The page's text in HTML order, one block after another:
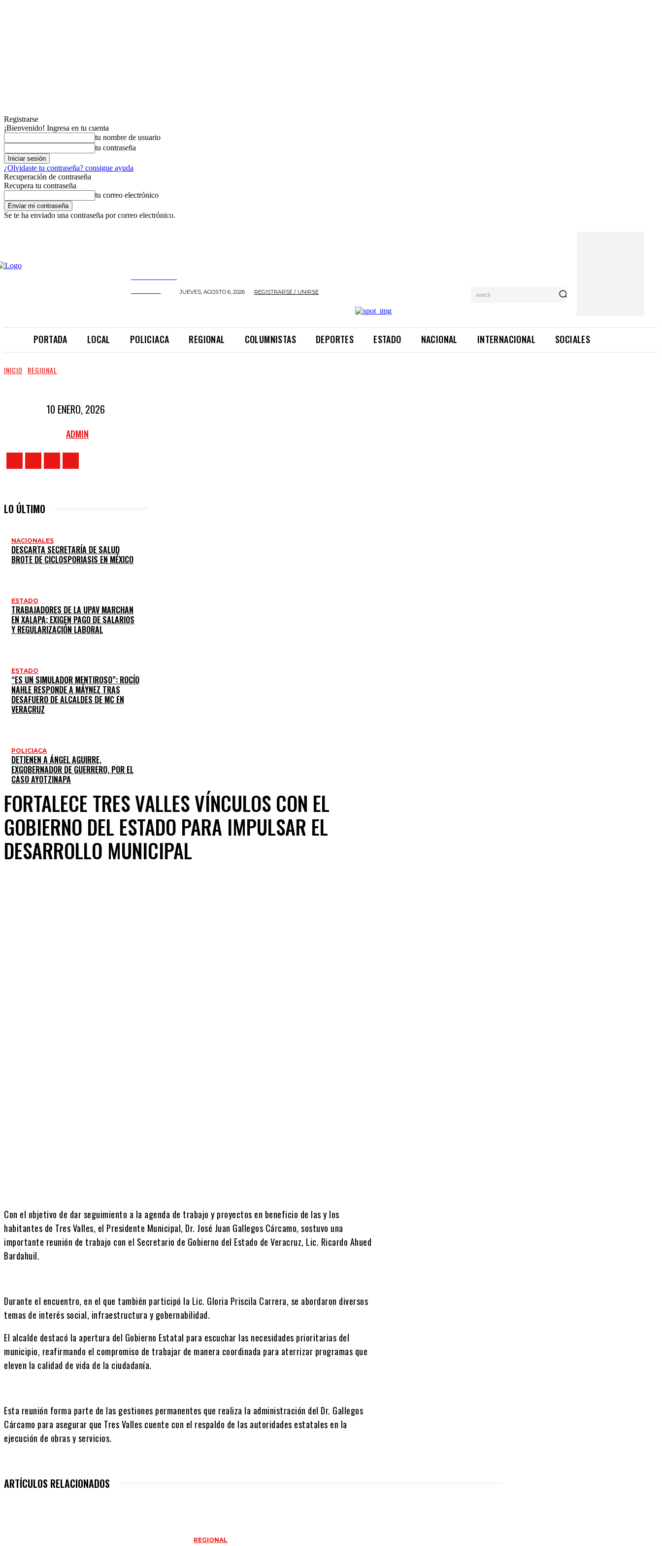
Registrarse
¡Bienvenido! Ingresa en tu cuenta
tu nombre de usuario
tu contraseña
¿Olvidaste tu contraseña? consigue ayuda
Recuperación de contraseña
Recupera tu contraseña
tu correo electrónico
Se te ha enviado una contraseña por correo electrónico.
JUEVES, AGOSTO 6, 2026 REGISTRARSE / UNIRSE search
PORTADA LOCAL POLICIACA REGIONAL COLUMNISTAS DEPORTES ESTADO NACIONAL INTERNACIONAL SOCIALES
INICIO REGIONAL
10 ENERO, 2026
ADMIN
LO ÚLTIMO
NACIONALES
DESCARTA SECRETARÍA DE SALUD
BROTE DE CICLOSPORIASIS EN MÉXICO
ESTADO
TRABAJADORES DE LA UPAV MARCHAN
EN XALAPA; EXIGEN PAGO DE SALARIOS
Y REGULARIZACIÓN LABORAL
ESTADO
“ES UN SIMULADOR MENTIROSO”: ROCÍO
NAHLE RESPONDE A MÁYNEZ TRAS
DESAFUERO DE ALCALDES DE MC EN
VERACRUZ
POLICIACA
DETIENEN A ÁNGEL AGUIRRE,
EXGOBERNADOR DE GUERRERO, POR EL
CASO AYOTZINAPA
FORTALECE TRES VALLES VÍNCULOS CON EL
GOBIERNO DEL ESTADO PARA IMPULSAR EL
DESARROLLO MUNICIPAL
Con el objetivo de dar seguimiento a la agenda de trabajo y proyectos en beneficio de las y los
habitantes de Tres Valles, el Presidente Municipal, Dr. José Juan Gallegos Cárcamo, sostuvo una
importante reunión de trabajo con el Secretario de Gobierno del Estado de Veracruz, Lic. Ricardo Ahued
Bardahuil.
Durante el encuentro, en el que también participó la Lic. Gloria Priscila Carrera, se abordaron diversos
temas de interés social, infraestructura y gobernabilidad.
El alcalde destacó la apertura del Gobierno Estatal para escuchar las necesidades prioritarias del
municipio, reafirmando el compromiso de trabajar de manera coordinada para aterrizar programas que
eleven la calidad de vida de la ciudadanía.
Esta reunión forma parte de las gestiones permanentes que realiza la administración del Dr. Gallegos
Cárcamo para asegurar que Tres Valles cuente con el respaldo de las autoridades estatales en la
ejecución de obras y servicios.
ARTÍCULOS RELACIONADOS
REGIONAL